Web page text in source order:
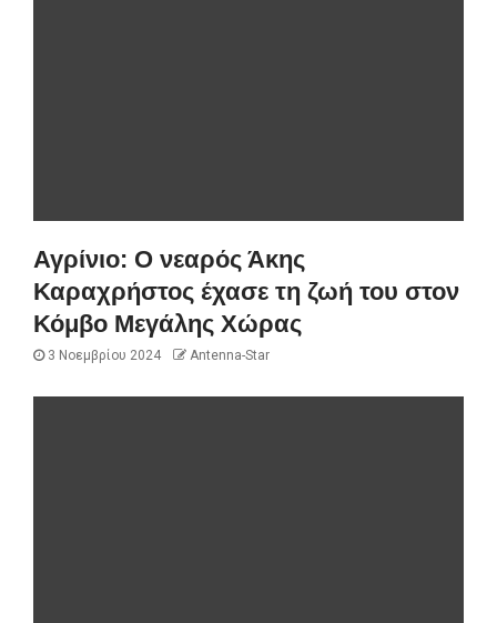
Αγρίνιο: Ο νεαρός Άκης
Καραχρήστος έχασε τη ζωή του στον
Κόμβο Μεγάλης Χώρας
3 Νοεμβρίου 2024 Antenna-Star